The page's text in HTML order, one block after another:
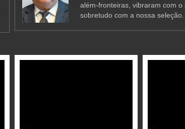
além-fronteiras, vibraram com o
sobretudo com a nossa seleção.